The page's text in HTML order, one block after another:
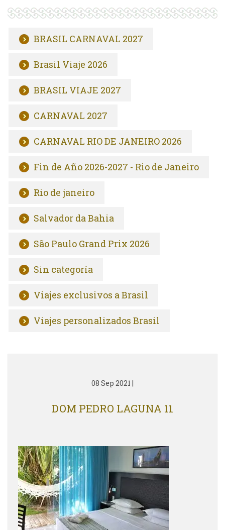
BRASIL CARNAVAL 2027
Brasil Viaje 2026
BRASIL VIAJE 2027
CARNAVAL 2027
CARNAVAL RIO DE JANEIRO 2026
Fin de Año 2026-2027 - Rio de Janeiro
Rio de janeiro
Salvador da Bahia
São Paulo Grand Prix 2026
Sin categoría
Viajes exclusivos a Brasil
Viajes personalizados Brasil
08 Sep 2021 |
DOM PEDRO LAGUNA 11